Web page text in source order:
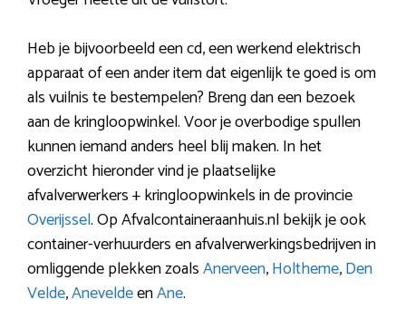
Heb je bijvoorbeeld een cd, een werkend elektrisch
apparaat of een ander item dat eigenlijk te goed is om
als vuilnis te bestempelen? Breng dan een bezoek
aan de kringloopwinkel. Voor je overbodige spullen
kunnen iemand anders heel blij maken. In het
overzicht hieronder vind je plaatselijke
afvalverwerkers + kringloopwinkels in de provincie
Overijssel. Op Afvalcontaineraanhuis.nl bekijk je ook
container-verhuurders en afvalverwerkingsbedrijven in
omliggende plekken zoalsAnerveen,Holtheme,Den
Velde,AneveldeenAne.